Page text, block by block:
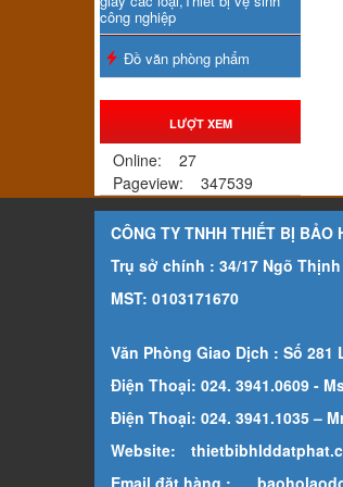
công nghiệp
Đồ văn phòng phẩm
LƯỢT XEM
Online:
27
Pageview:
347539
CÔNG TY TNHH THIẾT BỊ
Trụ sở chính : 34/17 Ngõ
MST: 0103171670
Văn Phòng Giao Dịch : Số
Điện Thoại: 024. 3941.0609 -
Điện Thoại: 024. 3941.1035 –
Website:
Email đặt hàng :